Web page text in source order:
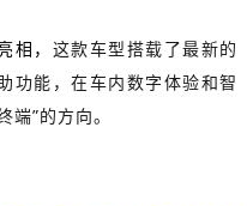
相， 这款车型搭载了最新的
功能，在车内数字体验和智
”的方向。